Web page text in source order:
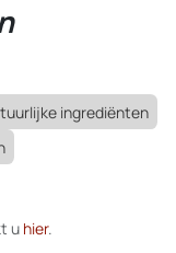
ingrediënten
u hier.